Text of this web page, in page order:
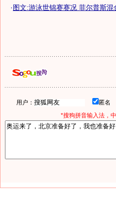
·图文:游泳世锦赛赛况 菲尔普斯混
用户： 匿名
*搜狗拼音输入法，